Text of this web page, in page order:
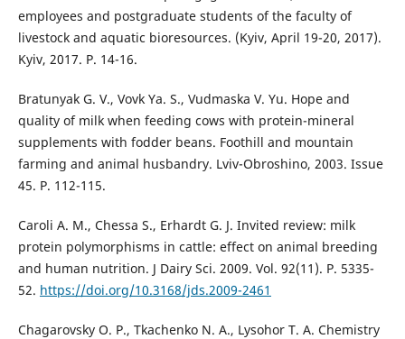
employees and postgraduate students of the faculty of
livestock and aquatic bioresources. (Kyiv, April 19-20, 2017).
Kyiv, 2017. P. 14-16.
Bratunyak G. V., Vovk Ya. S., Vudmaska V. Yu. Hope and
quality of milk when feeding cows with protein-mineral
supplements with fodder beans. Foothill and mountain
farming and animal husbandry. Lviv-Obroshino, 2003. Issue
45. P. 112-115.
Caroli A. M., Chessa S., Erhardt G. J. Invited review: milk
protein polymorphisms in cattle: effect on animal breeding
and human nutrition. J Dairy Sci. 2009. Vol. 92(11). P. 5335-
52. https://doi.org/10.3168/jds.2009-2461
Chagarovsky O. P., Tkachenko N. A., Lysohor T. A. Chemistry